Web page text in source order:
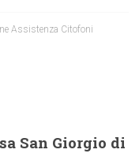
Assistenza Citofoni
San Giorgio di